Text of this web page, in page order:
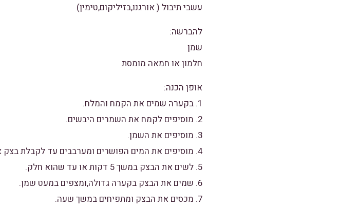
עשבי תיבול ( אורגנו,בזיליקום,טימין)
להברשה:
שמן
חלמון או חמאה מומסת
אופן הכנה:
1. בקערה שמים את הקמח והמלח.
2. מוסיפים לקמח את השמרים היבשים.
3. מוסיפים את השמן.
4. מוסיפים את המים הפושרים ומערבבים עד לקבלת בצק אחיד, במידה והבצק יבש,ניתן להוסיף מים פושרים.
5. לשים את הבצק במשך 5 דקות או עד שהוא חלק.
6. שמים את הבצק בקערה גדולה,ומצפים במעט שמן.
7. מכסים את הבצק ומתפיחים במשך שעה.